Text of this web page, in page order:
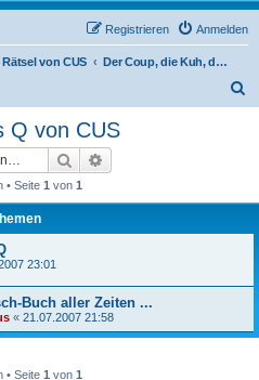
Anmelden
Registrieren
Rätsel von CUS Der Coup, die Kuh, das Q von CUS
Q von CUS
Suche
• Seite 1 von 1
23:01
Buch aller Zeiten ...
« 21.07.2007 21:58
• Seite 1 von 1